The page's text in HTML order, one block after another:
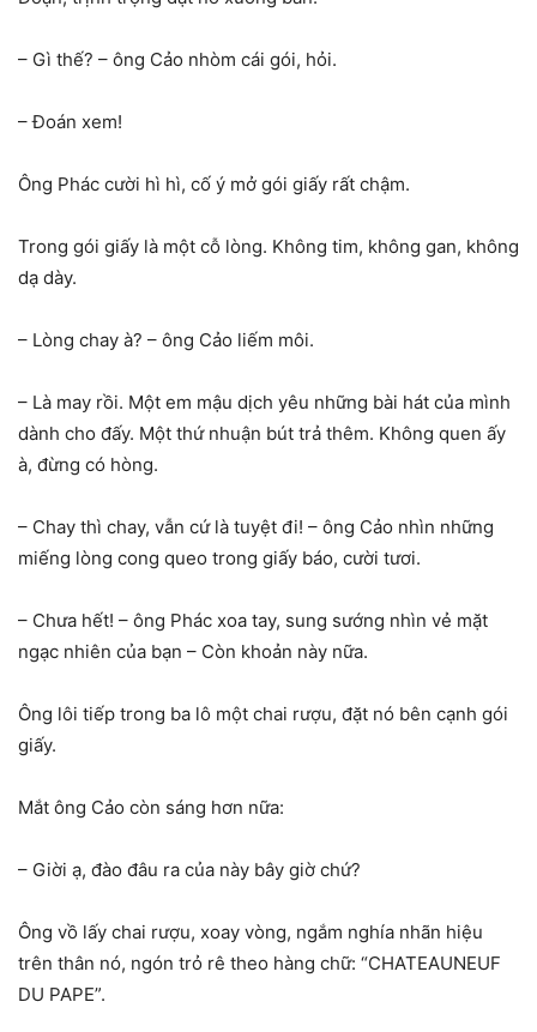
– Gì thế? – ông Cảo nhòm cái gói, hỏi.
– Đoán xem!
Ông Phác cười hì hì, cố ý mở gói giấy rất chậm.
Trong gói giấy là một cỗ lòng. Không tim, không gan, không
dạ dày.
– Lòng chay à? – ông Cảo liếm môi.
– Là may rồi. Một em mậu dịch yêu những bài hát của mình
dành cho đấy. Một thứ nhuận bút trả thêm. Không quen ấy
à, đừng có hòng.
– Chay thì chay, vẫn cứ là tuyệt đi! – ông Cảo nhìn những
miếng lòng cong queo trong giấy báo, cười tươi.
– Chưa hết! – ông Phác xoa tay, sung sướng nhìn vẻ mặt
ngạc nhiên của bạn – Còn khoản này nữa.
Ông lôi tiếp trong ba lô một chai rượu, đặt nó bên cạnh gói
giấy.
Mắt ông Cảo còn sáng hơn nữa:
– Giời ạ, đào đâu ra của này bây giờ chứ?
Ông vồ lấy chai rượu, xoay vòng, ngắm nghía nhãn hiệu
trên thân nó, ngón trỏ rê theo hàng chữ: “CHATEAUNEUF
DU PAPE”.